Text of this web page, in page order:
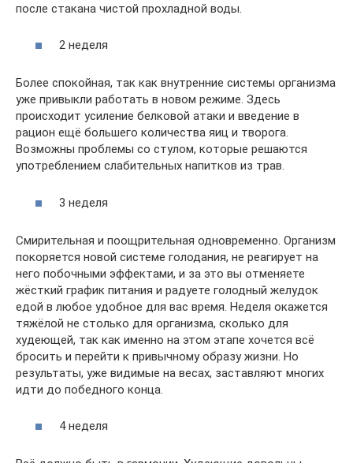
после стакана чистой прохладной воды.
2 неделя
Более спокойная, так как внутренние системы организма
уже привыкли работать в новом режиме. Здесь
происходит усиление белковой атаки и введение в
рацион ещё большего количества яиц и творога.
Возможны проблемы со стулом, которые решаются
употреблением слабительных напитков из трав.
3 неделя
Смирительная и поощрительная одновременно. Организм
покоряется новой системе голодания, не реагирует на
него побочными эффектами, и за это вы отменяете
жёсткий график питания и радуете голодный желудок
едой в любое удобное для вас время. Неделя окажется
тяжёлой не столько для организма, сколько для
худеющей, так как именно на этом этапе хочется всё
бросить и перейти к привычному образу жизни. Но
результаты, уже видимые на весах, заставляют многих
идти до победного конца.
4 неделя